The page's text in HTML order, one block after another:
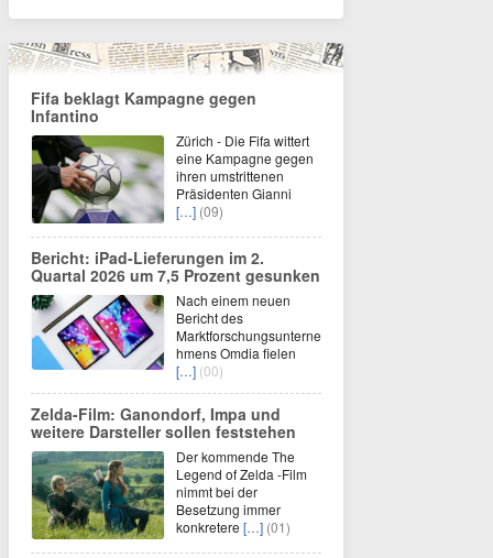
Fifa beklagt Kampagne gegen
Infantino
Zürich - Die Fifa wittert
eine Kampagne gegen
ihren umstrittenen
Präsidenten Gianni
[…] (09)
Bericht: iPad-Lieferungen im 2.
Quartal 2026 um 7,5 Prozent gesunken
Nach einem neuen
Bericht des
Marktforschungsunterne
hmens Omdia fielen
[…] (00)
Zelda-Film: Ganondorf, Impa und
weitere Darsteller sollen feststehen
Der kommende The
Legend of Zelda -Film
nimmt bei der
Besetzung immer
konkretere […] (01)